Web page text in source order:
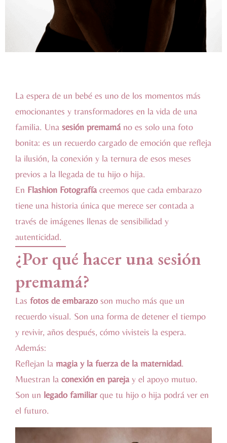
La espera de un bebé es uno de los momentos más
emocionantes y transformadores en la vida de una
familia. Una sesión premamá no es solo una foto
bonita: es un recuerdo cargado de emoción que refleja
la ilusión, la conexión y la ternura de esos meses
previos a la llegada de tu hijo o hija.
En Flashion Fotografía creemos que cada embarazo
tiene una historia única que merece ser contada a
través de imágenes llenas de sensibilidad y
autenticidad.
¿Por qué hacer una sesión
premamá?
Las fotos de embarazoson mucho más que un
recuerdo visual. Son una forma de detener el tiempo
y revivir, años después, cómo vivisteis la espera.
Además:
Reflejan la magia y la fuerza de la maternidad.
Muestran la conexión en pareja y el apoyo mutuo.
Son un legado familiarque tu hijo o hija podrá ver en
el futuro.